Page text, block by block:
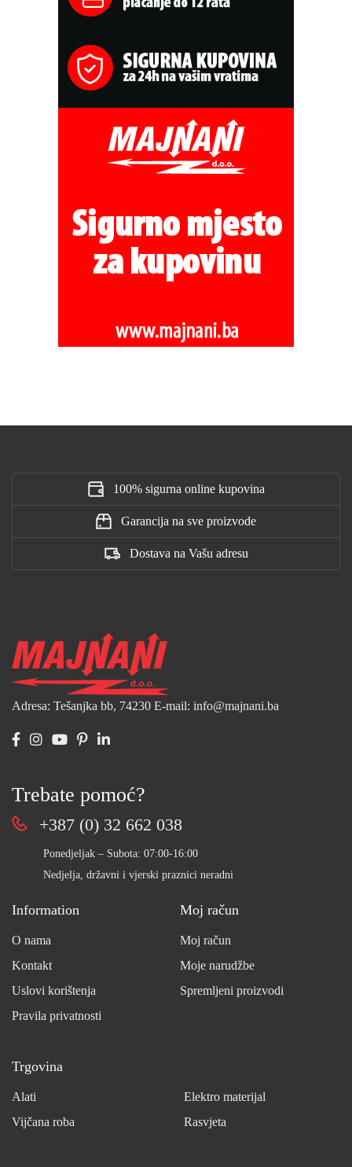
100% sigurna online kupovina
Garancija na sve proizvode
Dostava na Vašu adresu
Adresa: Tešanjka bb, 74230 E-mail: info@majnani.ba
Trebate pomoć?
+387 (0) 32 662 038
Ponedjeljak – Subota: 07:00-16:00
Nedjelja, državni i vjerski praznici neradni
Information
O nama
Kontakt
Uslovi korištenja
Pravila privatnosti
Moj račun
Moj račun
Moje narudžbe
Spremljeni proizvodi
Trgovina
Alati
Elektro materijal
Vijčana roba
Rasvjeta